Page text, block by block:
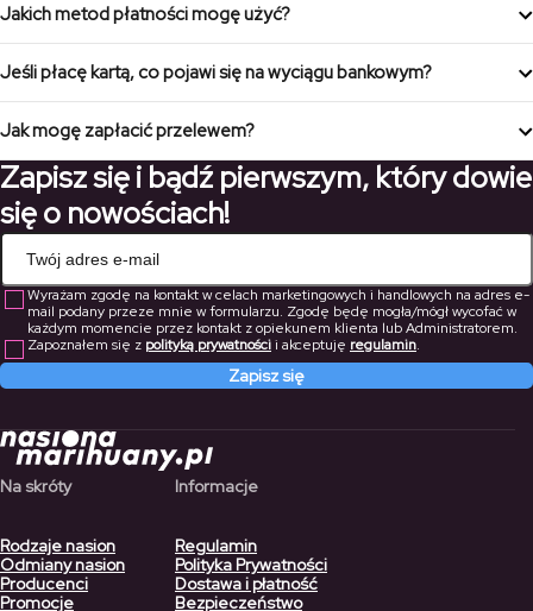
Jakich metod płatności mogę użyć?
tradycyjnymi przelewami bankowymi, płatność przy odbiorze
kurierowi, gotówką przy odbiorze osobistym w Zabrzu.
Jeśli płacę kartą, co pojawi się na wyciągu bankowym?
MAS Zbigniew Orzechowski a nie w firmie o nazwie
NasionaMarihuany.pl
Jak mogę zapłacić przelewem?
Jeśli wybierzesz przelew jako metodę płatności, znajdziesz nasze
dane bankowe na ostatniej stronie podczas składania zamówienia.
Bardzo ważne jest, aby umieścić swój numer zamówienia jako
odniesienie do przelewu.
Czasami realizacja przelewów bankowych trwa 1-2 dni roboczych.
Zapisz się i bądź pierwszym, który dowie
się o nowościach!
Wyrażam zgodę na kontakt w celach marketingowych i handlowych na adres e-
mail podany przeze mnie w formularzu. Zgodę będę mogła/mógł wycofać w
każdym momencie przez kontakt z opiekunem klienta lub Administratorem.
Zapoznałem się z polityką prywatnościi akceptuję regulamin.
Zapisz się
Na skróty
Rodzaje nasion
Odmiany nasion
Producenci
Promocje
Informacje
Regulamin
Polityka Prywatności
Dostawa i płatność
Bezpieczeństwo